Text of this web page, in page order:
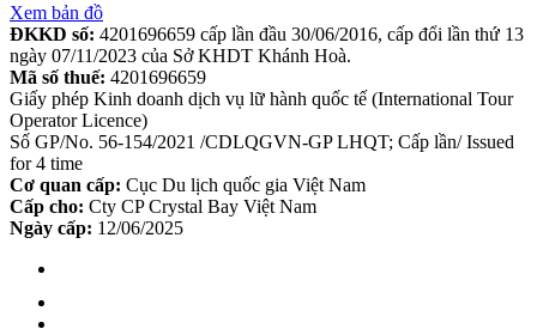
Xem bản đồ
ĐKKD số: 4201696659 cấp lần đầu 30/06/2016, cấp đổi lần thứ 13
ngày 07/11/2023 của Sở KHDT Khánh Hoà.
Mã số thuế: 4201696659
Giấy phép Kinh doanh dịch vụ lữ hành quốc tế (International Tour
Operator Licence)
Số GP/No. 56-154/2021 /CDLQGVN-GP LHQT; Cấp lần/ Issued
for 4 time
Cơ quan cấp: Cục Du lịch quốc gia Việt Nam
Cấp cho: Cty CP Crystal Bay Việt Nam
Ngày cấp: 12/06/2025